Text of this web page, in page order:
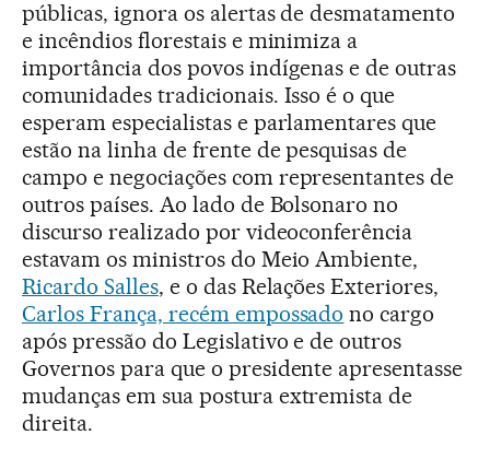
públicas, ignora os alertas de desmatamento
e incêndios florestais e minimiza a
importância dos povos indígenas e de outras
comunidades tradicionais. Isso é o que
esperam especialistas e parlamentares que
estão na linha de frente de pesquisas de
campo e negociações com representantes de
outros países. Ao lado de Bolsonaro no
discurso realizado por videoconferência
estavam os ministros do Meio Ambiente,
Ricardo Salles, e o das Relações Exteriores,
Carlos França, recém empossado no cargo
após pressão do Legislativo e de outros
Governos para que o presidente apresentasse
mudanças em sua postura extremista de
direita.